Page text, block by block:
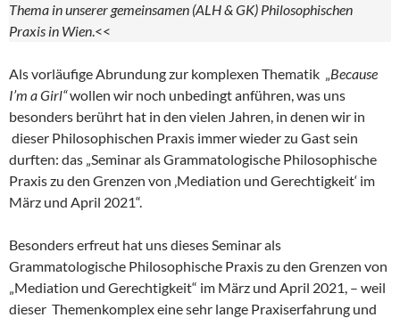
Thema in unserer gemeinsamen (ALH & GK) Philosophischen
Praxis in Wien.<<
Als vorläufige Abrundung zur komplexen Thematik „Because
I’m a Girl“wollen wir noch unbedingt anführen, was uns
besonders berührt hat in den vielen Jahren, in denen wir in
dieser Philosophischen Praxis immer wieder zu Gast sein
durften: das „Seminar als Grammatologische Philosophische
Praxis zu den Grenzen von ‚Mediation und Gerechtigkeit‘ im
März und April 2021“.
Besonders erfreut hat uns dieses Seminar als
Grammatologische Philosophische Praxis zu den Grenzen von
„Mediation und Gerechtigkeit“ im März und April 2021, – weil
dieser Themenkomplex eine sehr lange Praxiserfahrung und